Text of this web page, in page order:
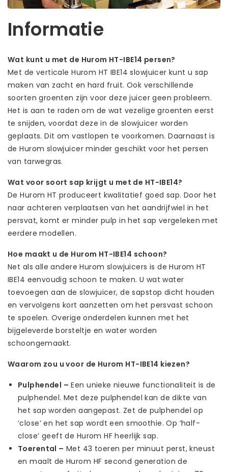
Informatie
Wat kunt u met de Hurom HT-IBE14 persen?
Met de verticale Hurom HT IBE14 slowjuicer kunt u sap
maken van zacht en hard fruit. Ook verschillende
soorten groenten zijn voor deze juicer geen probleem.
Het is aan te raden om de wat vezelige groenten eerst
te snijden, voordat deze in de slowjuicer worden
geplaats. Dit om vastlopen te voorkomen. Daarnaast is
de Hurom slowjuicer minder geschikt voor het persen
van tarwegras.
Wat voor soort sap krijgt u met de HT-IBE14?
De Hurom HT produceert kwalitatief goed sap. Door het
naar achteren verplaatsen van het aandrijfwiel in het
persvat, komt er minder pulp in het sap vergeleken met
eerdere modellen.
Hoe maakt u de Hurom HT-IBE14 schoon?
Net als alle andere Hurom slowjuicers is de Hurom HT
IBE14 eenvoudig schoon te maken. U wat water
toevoegen aan de slowjuicer, de sapstop dicht houden
en vervolgens kort aanzetten om het persvast schoon
te spoelen. Overige onderdelen kunnen met het
bijgeleverde borsteltje en water worden
schoongemaakt.
Waarom zou u voor de Hurom HT-IBE14 kiezen?
Pulphendel – Een unieke nieuwe functionaliteit is de
pulphendel. Met deze pulphendel kan de dikte van
het sap worden aangepast. Zet de pulphendel op
‘close’ en het sap wordt een smoothie. Op ‘half-
close’ geeft de Hurom HF heerlijk sap.
Toerental – Met 43 toeren per minuut perst, kneust
en maalt de Hurom HF second generation de